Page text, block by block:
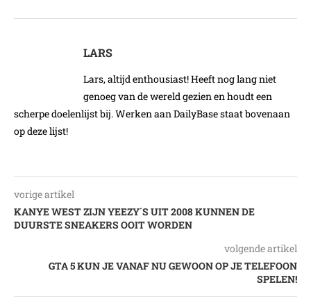
LARS
Lars, altijd enthousiast! Heeft nog lang niet
genoeg van de wereld gezien en houdt een
scherpe doelenlijst bij. Werken aan DailyBase staat bovenaan
op deze lijst!
vorige artikel
KANYE WEST ZIJN YEEZY´S UIT 2008 KUNNEN DE
DUURSTE SNEAKERS OOIT WORDEN
volgende artikel
GTA 5 KUN JE VANAF NU GEWOON OP JE TELEFOON
SPELEN!